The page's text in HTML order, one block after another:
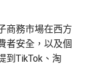
商務市場在西方
者安全，以及個
到TikTok、淘